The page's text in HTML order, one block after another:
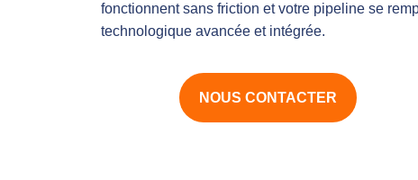
fonctionnent sans friction et votre pipeline se
technologique avancée et intégrée.
NOUS CONTACTER